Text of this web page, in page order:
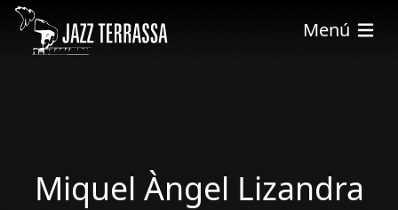
Skip to main content
Menú
Miquel Àngel Lizandra